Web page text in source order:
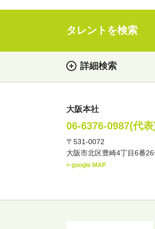
タレントを検索
詳細検索
・性別
・ジャンル
大阪本社
06-6376-0987(代表
〒531-0072
大阪市北区豊崎4丁目6番
> google MAP